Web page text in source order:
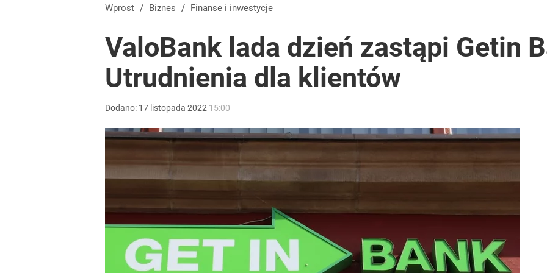
Wprost / Biznes / Finanse i inwestycje
ValoBank lada dzień zastąpi Getin
Utrudnienia dla klientów
Dodano: 17 listopada 2022 15:00